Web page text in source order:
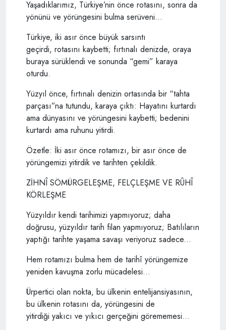
Yaşadıklarımız, Türkiye’nin önce rotasını, sonra da
yönünü ve yörüngesini bulma serüveni...
Türkiye, iki asır önce büyük sarsıntı
geçirdi, rotasını kaybetti; fırtınalı denizde, oraya
buraya sürüklendi ve sonunda “gemi” karaya
oturdu.
Yüzyıl önce, fırtınalı denizin ortasında bir “tahta
parçası”na tutundu, karaya çıktı: Hayatını kurtardı
ama dünyasını ve yörüngesini kaybetti; bedenini
kurtardı ama ruhunu yitirdi.
Özetle: İki asır önce rotamızı, bir asır önce de
yörüngemizi yitirdik ve tarihten çekildik.
ZİHNÎ SÖMÜRGELEŞME, FELÇLEŞME VE RÛHÎ
KÖRLEŞME
Yüzyıldır kendi tarihimizi yapmıyoruz; daha
doğrusu, yüzyıldır tarih filan yapmıyoruz; Batılıların
yaptığı tarihte yaşama savaşı veriyoruz sadece...
Hem rotamızı bulma hem de tarihî yörüngemize
yeniden kavuşma zorlu mücadelesi...
Ürpertici olan nokta, bu ülkenin entelijansiyasının,
bu ülkenin rotasını da, yörüngesini de
yitirdiği yakıcı ve yıkıcı gerçeğini görememesi...